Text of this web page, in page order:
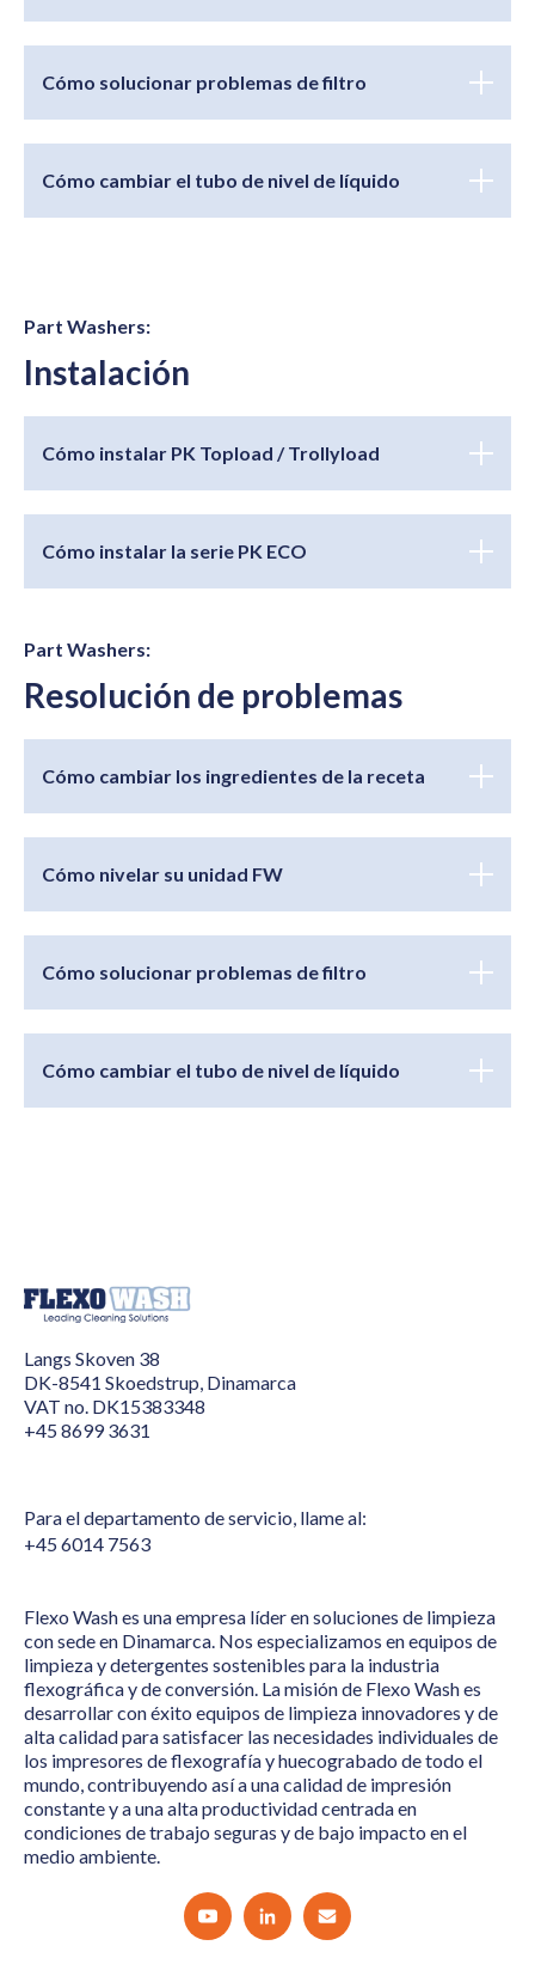
Cómo solucionar problemas de filtro
Cómo cambiar el tubo de nivel de líquido
Part Washers:
Instalación
Cómo instalar PK Topload / Trollyload
Cómo instalar la serie PK ECO
Part Washers:
Resolución de problemas
Cómo cambiar los ingredientes de la receta
Cómo nivelar su unidad FW
Cómo solucionar problemas de filtro
Cómo cambiar el tubo de nivel de líquido
Langs Skoven 38
DK-8541 Skoedstrup, Dinamarca
VAT no. DK15383348
+45 8699 3631
Para el departamento de servicio, llame al:
+45 6014 7563
Flexo Wash es una empresa líder en soluciones de limpieza
con sede en Dinamarca. Nos especializamos en equipos de
limpieza y detergentes sostenibles para la industria
flexográfica y de conversión. La misión de Flexo Wash es
desarrollar con éxito equipos de limpieza innovadores y de
alta calidad para satisfacer las necesidades individuales de
los impresores de flexografía y huecograbado de todo el
mundo, contribuyendo así a una calidad de impresión
constante y a una alta productividad centrada en
condiciones de trabajo seguras y de bajo impacto en el
medio ambiente.